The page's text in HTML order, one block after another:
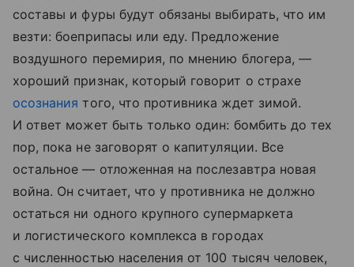
составы и фуры будут обязаны выбирать, что им
везти: боеприпасы или еду. Предложение
воздушного перемирия, по мнению блогера, —
хороший признак, который говорит о страхе
осознания того, что противника ждет зимой.
И ответ может быть только один: бомбить до тех
пор, пока не заговорят о капитуляции. Все
остальное — отложенная на послезавтра новая
война. Он считает, что у противника не должно
остаться ни одного крупного супермаркета
и логистического комплекса в городах
с численностью населения от 100 тысяч человек,